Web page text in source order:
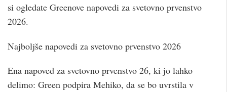
si ogledate Greenove napovedi za svetovno prvenstvo
2026.
Najboljše napovedi za svetovno prvenstvo 2026
Ena napoved za svetovno prvenstvo 26, ki jo lahko
delimo: Green podpira Mehiko, da se bo uvrstila v